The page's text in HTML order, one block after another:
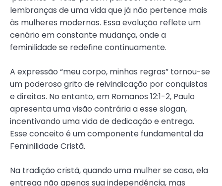
lembranças de uma vida que já não pertence mais
às mulheres modernas. Essa evolução reflete um
cenário em constante mudança, onde a
feminilidade se redefine continuamente.
A expressão “meu corpo, minhas regras” tornou-se
um poderoso grito de reivindicação por conquistas
e direitos. No entanto, em Romanos 12:1-2, Paulo
apresenta uma visão contrária a esse slogan,
incentivando uma vida de dedicação e entrega.
Esse conceito é um componente fundamental da
Feminilidade Cristã.
Na tradição cristã, quando uma mulher se casa, ela
entrega não apenas sua independência, mas